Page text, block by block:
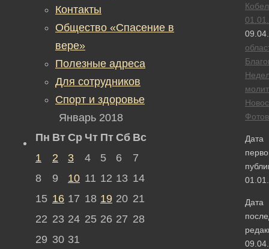
Дата
Дата
Контакты
Общество «Спасение в
вере»
Полезные адреса
Для сотрудников
Спорт и здоровье
Январь 2018
Пн Вт Ср Чт Пт Сб Вс
1
2 3 4 5 6
7
8
9 10 11 12 13 14
15 16 17 18 19 20 21
22 23 24 25 26 27 28
29 30 31